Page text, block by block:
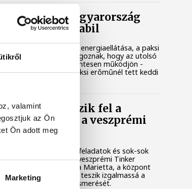
valamint
az Ön
Ön adott meg
Marketing
Péter: Magyarország
stabil
stabil Magyarország energiaellátása, a paksi
munkatársai azon dolgoznak, hogy az utolsó
termelő turbina hibamentesen működjön -
a miniszterelnök a paksi erőműnél tett keddi
közben fedezik fel a
világát a veszprémi
kísérletek, kreatív feladatok és sok-sok
várja a gyerekeket a veszprémi Tinker
Videónkban Balassa Marietta, a központ
mutatja be, hogyan teszik izgalmassá a
megismerését.